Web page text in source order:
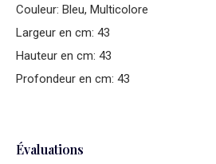
Couleur: Bleu, Multicolore
Largeur en cm: 43
Hauteur en cm: 43
Profondeur en cm: 43
Évaluations